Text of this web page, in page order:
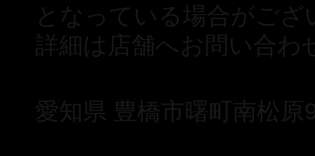
となっている場合がござ
詳細は店舗へお問い合わ
愛知県 豊橋市曙町南松原